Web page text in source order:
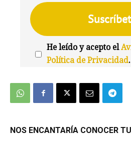
He leído y acepto el
Política de Privacidad.
NOS ENCANTARÍA CONOCER